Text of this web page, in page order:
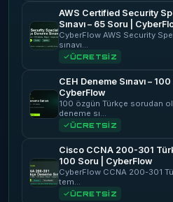
AWS Certified Security
Sınavı – 65 Soru |
CyberFlow AWS Security
sınavı…
ÜCRETSİZ
CEH Deneme Sınavı –
CyberFlow
100 özgün Türkçe sorudan
deneme sı…
ÜCRETSİZ
Cisco CCNA 200-301
100 Soru | CyberFlow
CyberFlow CCNA 200-301
tem…
ÜCRETSİZ